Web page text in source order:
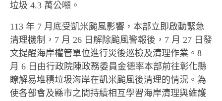
垃圾 4.3 萬公噸。
113 年 7 月底受凱米颱風影響，本部立即啟動緊急
清理機制，7 月 26 日解除颱風警報後，7 月 27 日發
文提醒海岸權管單位進行災後巡檢及清理作業。8
月 6 日由行政院陳政務委員金德率本部前往彰化縣
瞭解易堆積垃圾海岸在凱米颱風後清理的情況。為
使各部會及縣市之間持續相互學習海岸清理與維護